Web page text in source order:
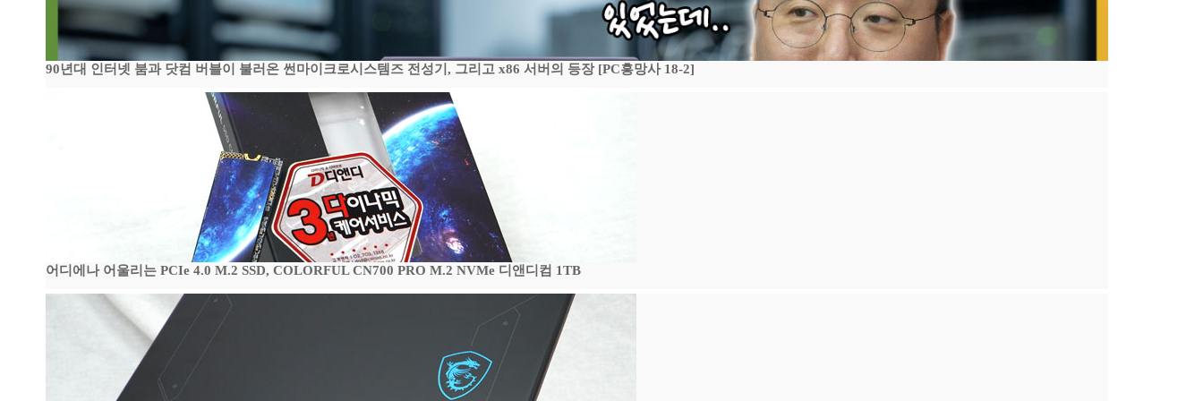
90년대 인터넷 붐과 닷컴 버블이 불러온 썬마이크로시스템즈 전성기, 그리고 x86 서버의 등장 [PC흥망사 18-2]
어디에나 어울리는 PCIe 4.0 M.2 SSD, COLORFUL CN700 PRO M.2 NVMe 디앤디컴 1TB